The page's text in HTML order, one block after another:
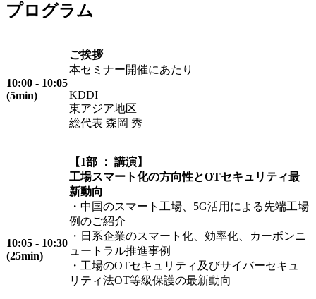
プログラム
10:00 - 10:05
(5min)
ご挨拶
本セミナー開催にあたり
KDDI
東アジア地区
総代表 森岡 秀
10:05 - 10:30
(25min)
【1部 ： 講演】
工場スマート化の方向性とOTセキュリティ最
新動向
・中国のスマート工場、5G活用による先端工場
例のご紹介
・日系企業のスマート化、効率化、カーボンニ
ュートラル推進事例
・工場のOTセキュリティ及びサイバーセキュ
リティ法OT等級保護の最新動向